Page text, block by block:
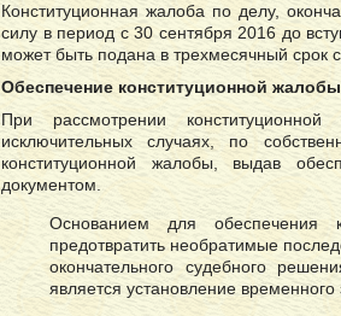
Конституционная жалоба по делу,
силу в период с 30 сентября 2016 до
может быть подана ​​в трехмесячный срок
Обеспечение конституционной жалобы
При рассмотрении
исключительных случаях, по
конституционной жалобы, выдав
документом.
Основанием для обеспечения
предотвратить необратимые
окончательного судебного
является установление